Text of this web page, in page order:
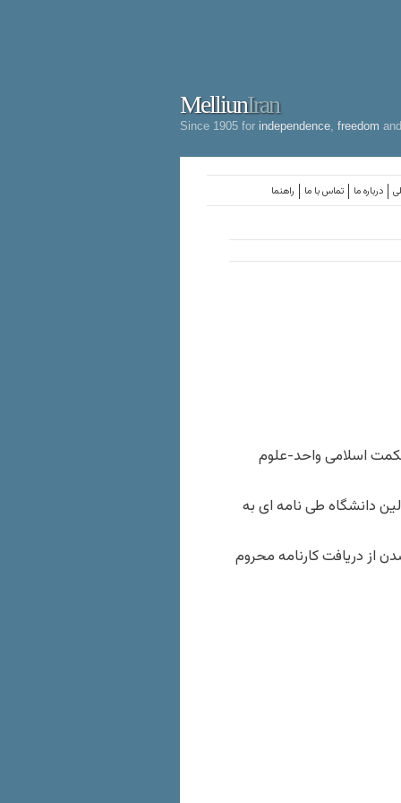
MelliunIran
Since 1905 for independence freedom
راهنما تماس با ما درباره ما
اسلامی واحد-علوم
دانشگاه طی نامه ای به
از دریافت کارنامه محروم